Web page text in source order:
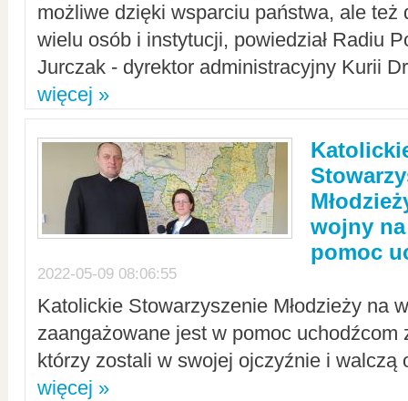
możliwe dzięki wsparciu państwa, ale też
wielu osób i instytucji, powiedział Radiu
Jurczak - dyrektor administracyjny Kurii
więcej »
wojny
pomoc
2022-05-09 08:06:55
Katolickie Stowarzyszenie Młodzieży na
zaangażowane jest w pomoc uchodźcom
którzy zostali w swojej ojczyźnie i walczą
więcej »